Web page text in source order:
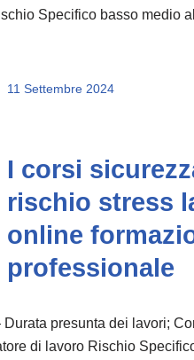
Specifico basso medio
11 Settembre 2024
I corsi
rischio stress
online
professionale
presunta dei lavori;
di lavoro Rischio